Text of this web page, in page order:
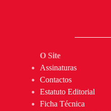
O Site
Assinaturas
Contactos
Estatuto Editorial
Ficha Técnica